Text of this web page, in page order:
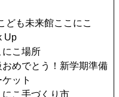
ども未来館ここにこ
Up
にこ場所
おめでとう！新学期準備
ット
にこ手づくり市